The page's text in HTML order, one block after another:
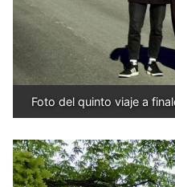
Foto del quinto viaje a